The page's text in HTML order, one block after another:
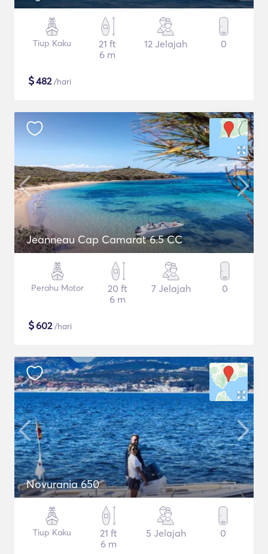
Tiup Kaku
21 ft
6 m
12 Jelajah 0
$482/hari
Jeanneau Cap Camarat 6.5 CC
Perahu Motor
20 ft
6 m
7 Jelajah 0
$602/hari
Novurania 650
Tiup Kaku
21 ft
6 m
5 Jelajah 0